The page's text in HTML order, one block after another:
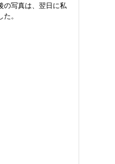
の写真は、翌日に私
。